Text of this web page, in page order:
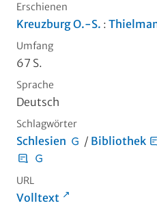
Erschienen
Kreuzburg O.-S. :
Umfang
67 S.
Sprache
Deutsch
Schlagwörter
Schlesien / Bibliothek
URL
Volltext